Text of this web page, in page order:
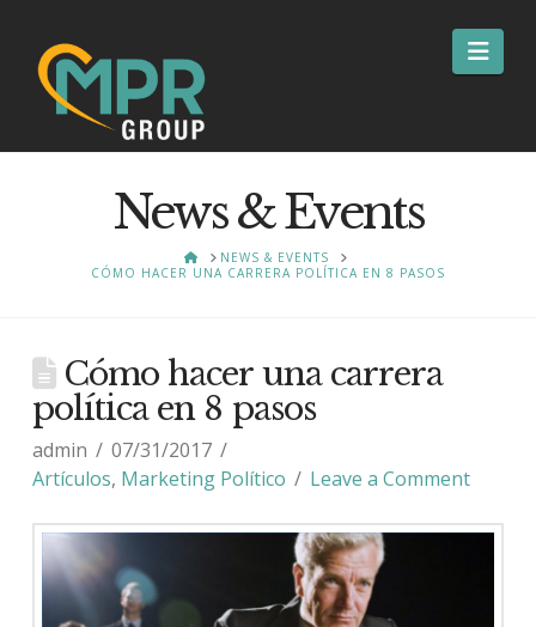
News & Events
HOMENEWS & EVENTS
CÓMO HACER UNA CARRERA POLÍTICA EN 8 PASOS
Cómo hacer una carrera
política en 8 pasos
admin
07/31/2017
Artículos, Marketing Político Leave a Comment